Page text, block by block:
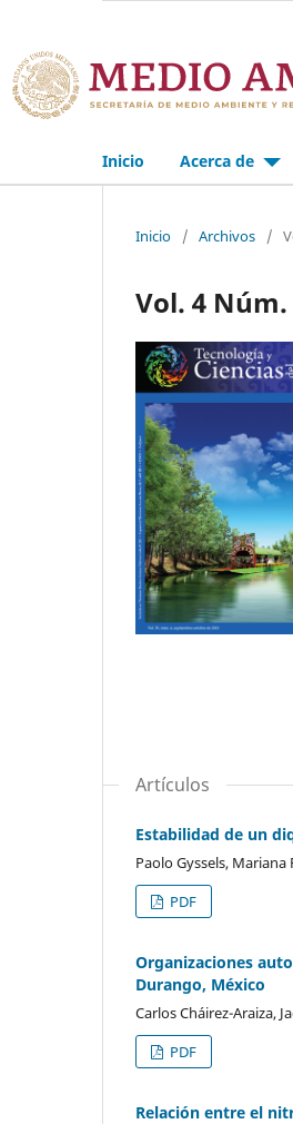
Inicio Acerca de
Inicio / Archivos /
Vol. 4
Artículos
Estabilidad de un
Paolo Gyssels,
PDF
Organizaciones
Durango, México
Carlos Cháirez-Araiza,
PDF
Relación entre el